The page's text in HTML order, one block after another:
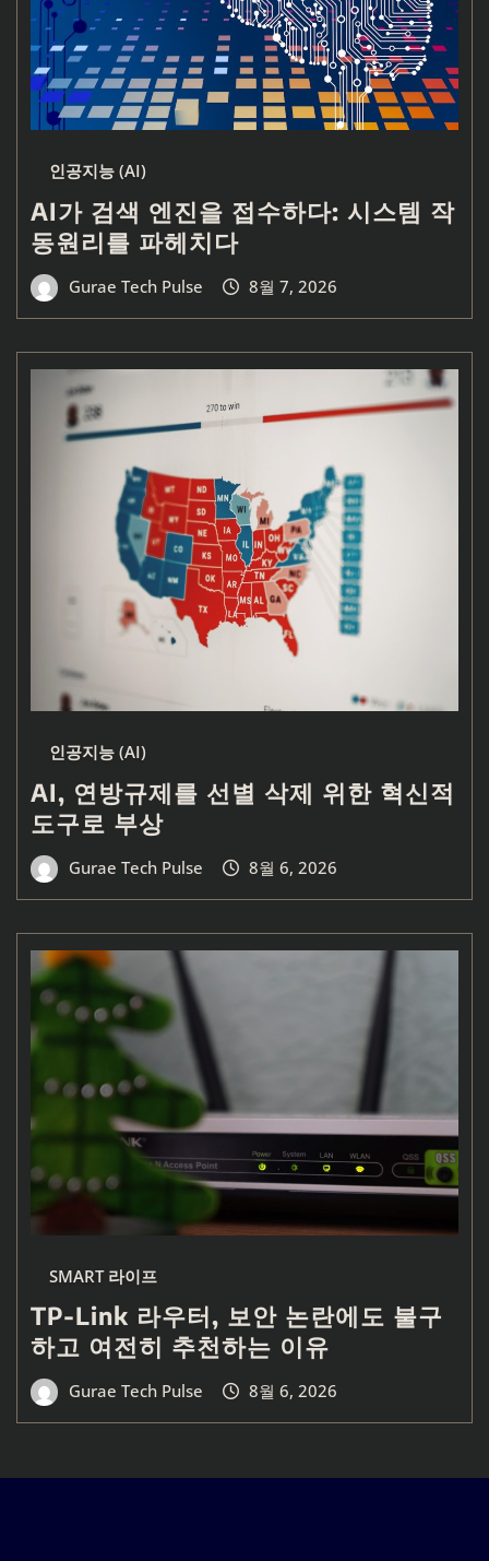
인공지능 (AI)
AI가 검색 엔진을 접수하다: 시스템 작
동원리를 파헤치다
Gurae Tech Pulse 8월 7, 2026
인공지능 (AI)
AI, 연방규제를 선별 삭제 위한 혁신적
도구로 부상
Gurae Tech Pulse 8월 6, 2026
SMART 라이프
TP-Link 라우터, 보안 논란에도 불구
하고 여전히 추천하는 이유
Gurae Tech Pulse 8월 6, 2026